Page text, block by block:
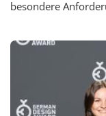
besondere